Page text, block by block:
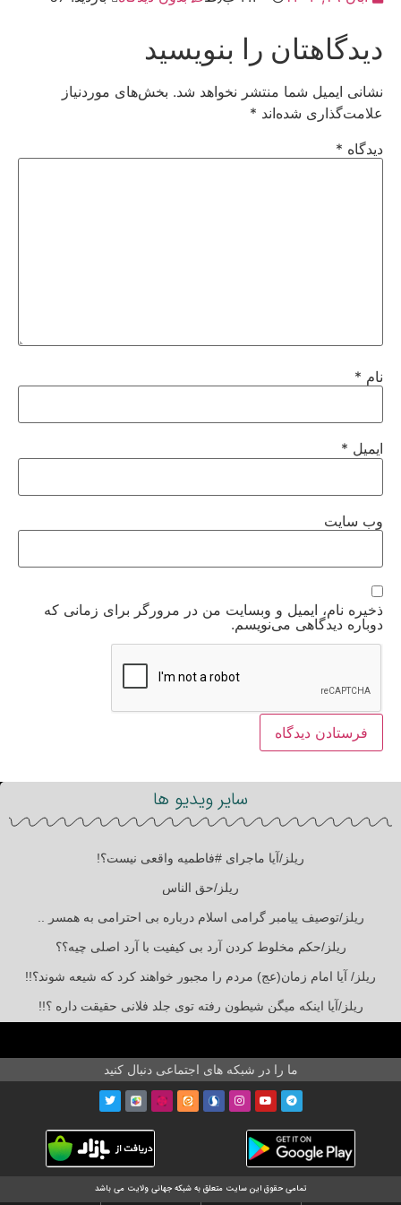
دیدگاهتان را بنویسید
نشانی ایمیل شما منتشر نخواهد شد. بخش‌های موردنیاز
علامت‌گذاری شده‌اند *
دیدگاه *
نام *
ایمیل *
وب‌ سایت
ذخیره نام، ایمیل و وبسایت من در مرورگر برای زمانی که
دوباره دیدگاهی می‌نویسم.
سایر ویدیو ها
ریلز/آیا ماجرای #فاطمیه واقعی نیست؟!
ریلز/حق الناس
ریلز/توصیف پیامبر گرامی اسلام درباره بی احترامی به همسر ..
ریلز/حکم مخلوط کردن آرد بی کیفیت با آرد اصلی چیه؟؟
ریلز/ آیا امام زمان(عج) مردم را مجبور خواهند کرد که شیعه شوند؟!!
ریلز/آیا اینکه میگن شیطون رفته توی جلد فلانی حقیقت داره ؟!!
ما را در شبکه های اجتماعی دنبال کنید
تمامی حقوق این سایت متعلق به شبکه جهانی ولایت می باشد